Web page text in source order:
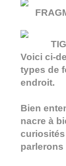
Voici ci-
types de
endroit.
Bien
nacre à
curiosités
parlerons